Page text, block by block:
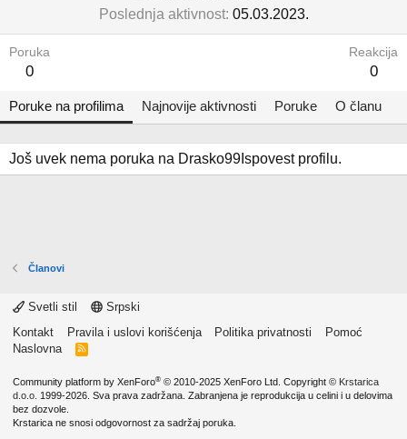
Poslednja aktivnost 05.03.2023.
Poruka
0
Reakcija
0
Poruke na profilima Najnovije aktivnosti Poruke O članu
Još uvek nema poruka na Drasko99Ispovest profilu.
Članovi
Svetli stil
Srpski
Kontakt
Pravila i uslovi korišćenja Politika privatnosti
Pomoć
Naslovna
R
Community platform by XenForo® © 2010-2025 XenForo Ltd. Copyright © Krstarica
d.o.o. 1999-2026. Sva prava zadržana. Zabranjena je reprodukcija u celini i u delovima
bez dozvole.
Krstarica ne snosi odgovornost za sadržaj poruka.